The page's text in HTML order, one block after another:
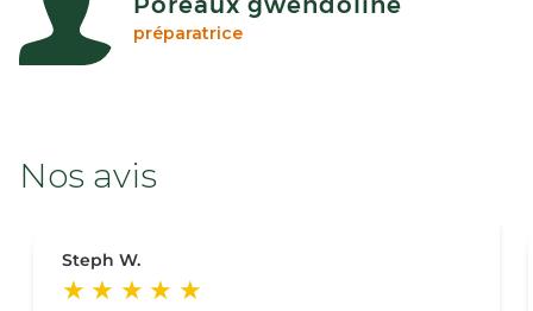
préparatrice
Nos avis
Steph W.